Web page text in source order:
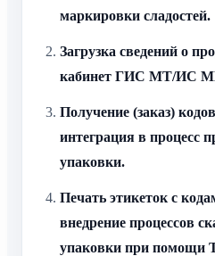
маркировки сладостей.
Загрузка сведений о
кабинет ГИС МТ/ИС
Получение (заказ)
интеграция в процесс
упаковки.
Печать этикеток с
внедрение процессов
упаковки при помощи